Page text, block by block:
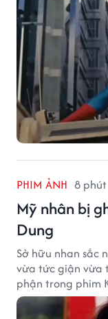
PHIM ẢNH 8
Mỹ nhân bị
Dung
Sở hữu nhan sắc
vừa tức giận vừa
phận trong phim